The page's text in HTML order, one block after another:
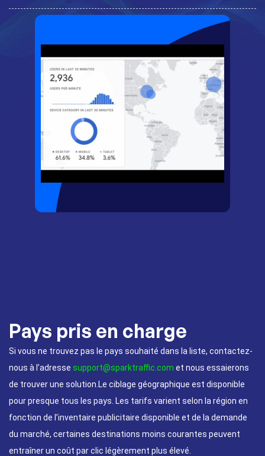
Pays pris en charge
Si vous ne trouvez pas le pays souhaité dans la liste, contactez-
nous à l’adresse support@sparktraffic.com et nous essaierons
de trouver une solution.Le ciblage géographique est disponible
pour presque tous les pays. Les tarifs varient selon la région en
fonction de l’inventaire publicitaire disponible et de la demande
du marché, certaines destinations moins courantes peuvent
entraîner un coût par clic légèrement plus élevé.